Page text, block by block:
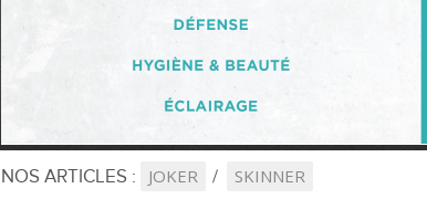
NOS ARTICLES : JOKER SKINNER